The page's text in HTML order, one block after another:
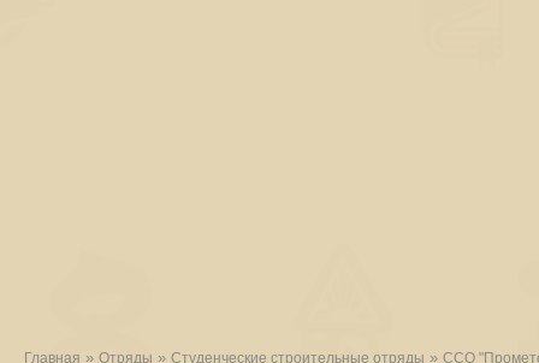
Главная » Отряды » Студенческие строительные отряды » ССО